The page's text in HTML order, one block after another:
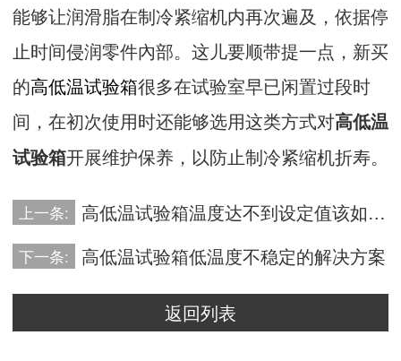
能够让润滑脂在制冷紧缩机内再次遍及，依据停
止时间侵润零件內部。这儿要顺带提一点，新买
的高低温试验箱很多在试验室早已闲置过段时
间，在初次使用时还能够选用这类方式对高低温
试验箱开展维护保养，以防止制冷紧缩机折寿。
上一条: 高低温试验箱温度达不到设定值该如何解决
下一条: 高低温试验箱低温度不稳定的解决方案
返回列表